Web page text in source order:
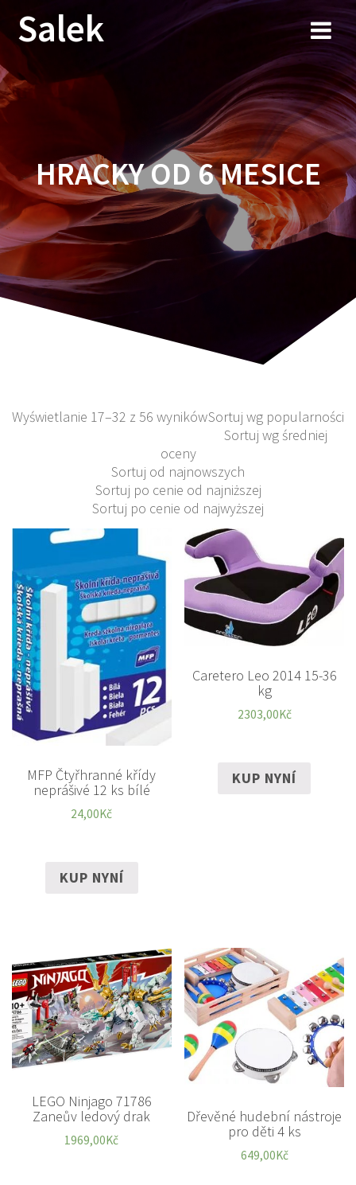
Przejdź
do
Salek
HRACKY OD 6 MESICE
Wyświetlanie 17–32 z 56 wynikówSortuj wg popularności
Sortuj wg średniej
oceny
Sortuj od najnowszych
Sortuj po cenie od najniższej
Sortuj po cenie od najwyższej
MFP Čtyřhranné křídy
neprášivé 12 ks bílé
24,00Kč
KUP NYNÍ
Caretero Leo 2014 15-36
kg
2303,00Kč
KUP NYNÍ
LEGO Ninjago 71786
Zaneův ledový drak
1969,00Kč
Dřevěné hudební nástroje
pro děti 4 ks
649,00Kč